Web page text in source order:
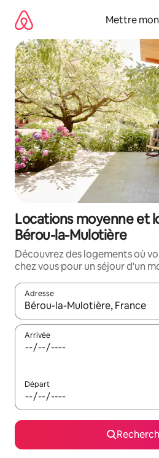
directement
contenu
Mettre
Locations moyenne et
Bérou-la-Mulotière
Découvrez des logements où
chez vous pour un séjour d'un
Adresse
Lorsque les résultats s'affichent,
Arrivée
Départ